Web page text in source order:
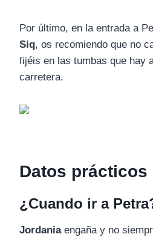
Por último, en la entrada a
Siq, os recomiendo que no
fijéis en las tumbas que hay
carretera.
Datos prácticos
¿Cuando ir a
Jordania engaña y no